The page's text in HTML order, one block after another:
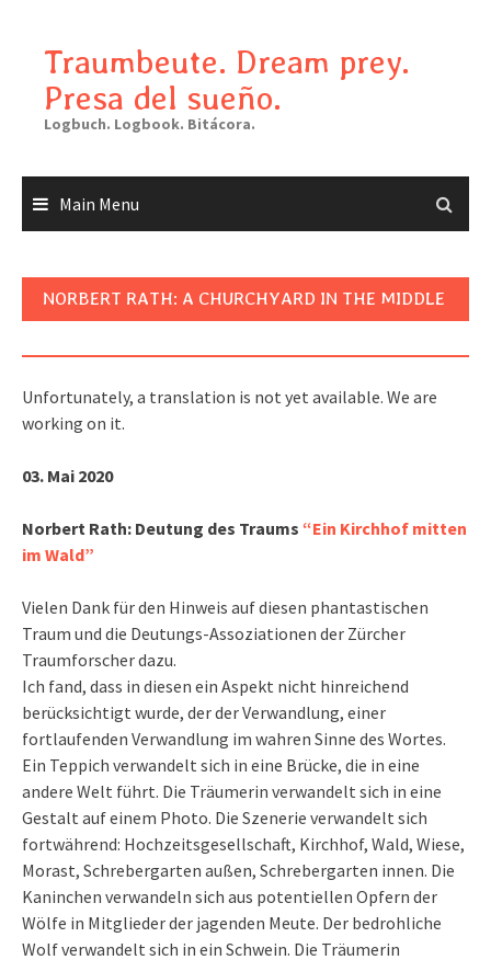
contentTraumbeute. Dream prey.
Presa del sueño.
Logbuch. Logbook. Bitácora.
Main Menu
NORBERT RATH: A CHURCHYARD IN THE MIDDLE
Unfortunately, a translation is not yet available. We are
working on it.
03. Mai 2020
Norbert Rath: Deutung des Traums “Ein Kirchhof mitten
im Wald”
Vielen Dank für den Hinweis auf diesen phantastischen
Traum und die Deutungs-Assoziationen der Zürcher
Traumforscher dazu.
Ich fand, dass in diesen ein Aspekt nicht hinreichend
berücksichtigt wurde, der der Verwandlung, einer
fortlaufenden Verwandlung im wahren Sinne des Wortes.
Ein Teppich verwandelt sich in eine Brücke, die in eine
andere Welt führt. Die Träumerin verwandelt sich in eine
Gestalt auf einem Photo. Die Szenerie verwandelt sich
fortwährend: Hochzeitsgesellschaft, Kirchhof, Wald, Wiese,
Morast, Schrebergarten außen, Schrebergarten innen. Die
Kaninchen verwandeln sich aus potentiellen Opfern der
Wölfe in Mitglieder der jagenden Meute. Der bedrohliche
Wolf verwandelt sich in ein Schwein. Die Träumerin